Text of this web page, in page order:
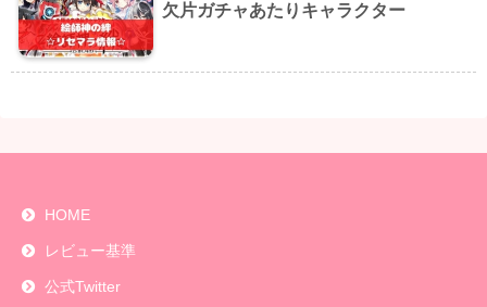
欠片ガチャあたりキャラクター
HOME
レビュー基準
公式Twitter